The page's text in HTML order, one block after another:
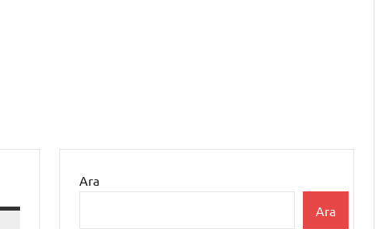
Ara
Ara